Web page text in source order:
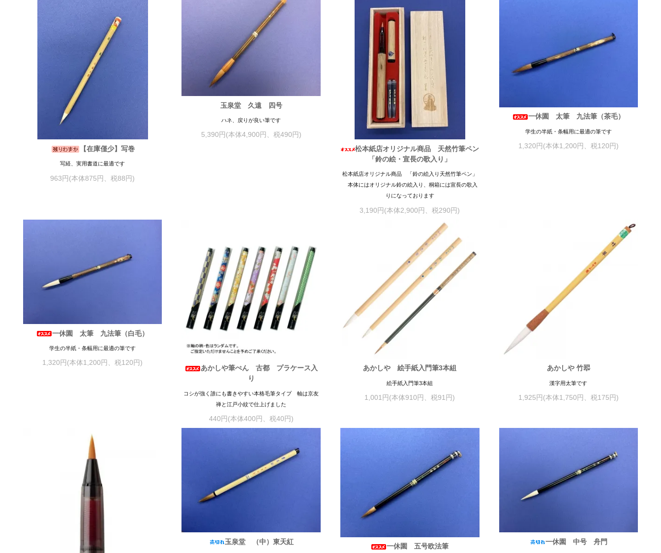
【在庫僅少】写巻
写経、実用書道に最適です
963円(本体875円、税88円)
玉泉堂 久遠 四号
ハネ、戻りが良い筆です
5,390円(本体4,900円、税490円)
松本紙店オリジナル商品 天然竹筆ペン
「鈴の絵・宣長の歌入り」
松本紙店オリジナル商品 「鈴の絵入り天然竹筆ペン」
本体にはオリジナル鈴の絵入り、桐箱には宣長の歌入
りになっております
3,190円(本体2,900円、税290円)
一休園 太筆 九法筆（茶毛）
学生の半紙・条幅用に最適の筆です
1,320円(本体1,200円、税120円)
一休園 太筆 九法筆（白毛）
学生の半紙・条幅用に最適の筆です
1,320円(本体1,200円、税120円)
あかしや筆ぺん 古都 プラケース入
り
コシが強く誰にも書きやすい本格毛筆タイプ 軸は京友
禅と江戸小紋で仕上げました
440円(本体400円、税40円)
あかしや 絵手紙入門筆3本組
絵手紙入門筆3本組
1,001円(本体910円、税91円)
あかしや 竹翆
漢字用太筆です
1,925円(本体1,750円、税175円)
玉泉堂 （中）東天紅
一休園 五号欧法筆
一休園 中号 舟門